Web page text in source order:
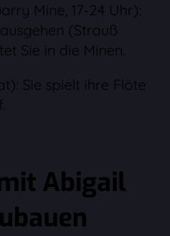
Mine, 17-24 Uhr):
(Strauß
Sie in die Minen.
Sie spielt ihre Flöte
Abigail